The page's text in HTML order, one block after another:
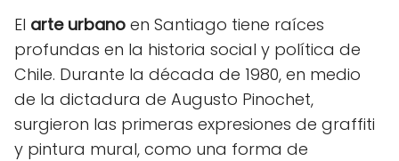
El arte urbano en Santiago tiene raíces
profundas en la historia social y política de
Chile. Durante la década de 1980, en medio
de la dictadura de Augusto Pinochet,
surgieron las primeras expresiones de graffiti
y pintura mural, como una forma de